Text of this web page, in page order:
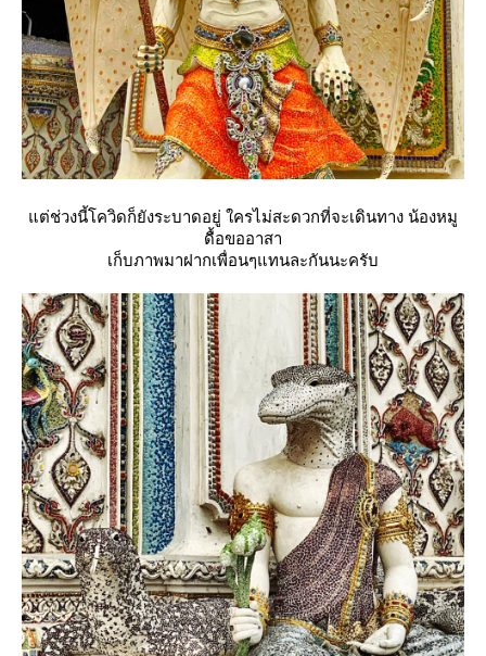
ต่ช่วงนี้โควิดก็ยังระบาดอยู่ ใครไม่สะดวกที่จะเดินทาง น้องหมู
ดื้อขออาสา
เก็บภาพมาฝากเพื่อนๆแทนละกันนะครับ